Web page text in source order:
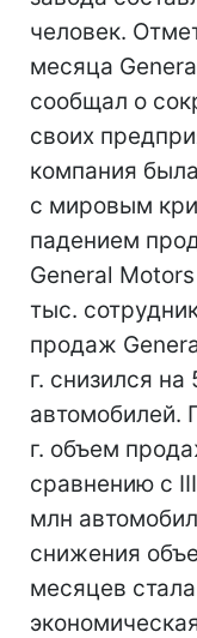
человек.
месяца
сообщал о
своих
компания
с мировым
падением
General
тыс.
продаж
г. снизился
автомобилей.
г. объем
сравнению с
млн
снижения
месяцев